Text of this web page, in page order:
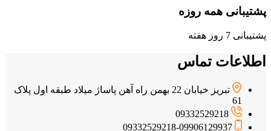
پشتیبانی همه روزه
پشتیبانی 7 روز هفته
اطلاعات تماس
تبریز خیابان 22 بهمن راه آهن پاساژ میلاد طبقه اول پلاک
61
09332529218
09332529218-09906129937